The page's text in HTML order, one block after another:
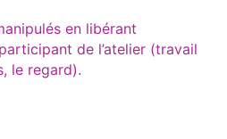
en libérant
de l’atelier (travail
le regard).